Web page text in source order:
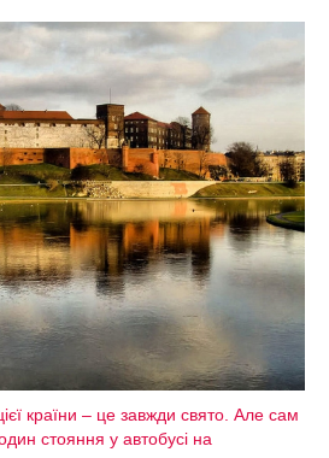
країни – це завжди свято. Але сам
стояння у автобусі на